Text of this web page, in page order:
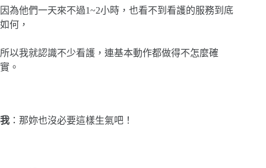
因為他們一天來不過1~2小時，也看不到看護的服務到底
如何，
所以我就認識不少看護，連基本動作都做得不怎麼確
實。
我 ：那妳也沒必要這樣生氣吧！